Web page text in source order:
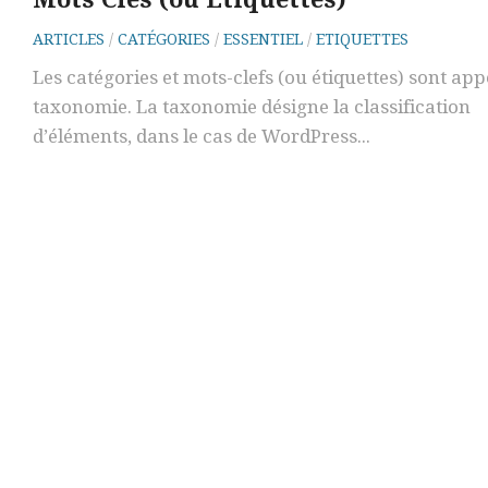
ARTICLES / CATÉGORIES / ESSENTIEL / ETIQUETTES
Les catégories et mots-clefs (ou étiquettes) sont
taxonomie. La taxonomie désigne la classification
d’éléments, dans le cas de WordPress...